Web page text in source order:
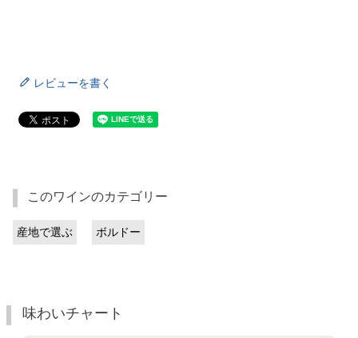
レビューを書く
このワインのカテゴリー
産地で選ぶ ボルドー
味わいチャート